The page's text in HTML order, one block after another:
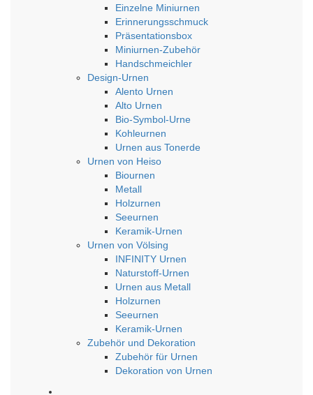
Einzelne Miniurnen
Erinnerungsschmuck
Präsentationsbox
Miniurnen-Zubehör
Handschmeichler
Design-Urnen
Alento Urnen
Alto Urnen
Bio-Symbol-Urne
Kohleurnen
Urnen aus Tonerde
Urnen von Heiso
Biournen
Metall
Holzurnen
Seeurnen
Keramik-Urnen
Urnen von Völsing
INFINITY Urnen
Naturstoff-Urnen
Urnen aus Metall
Holzurnen
Seeurnen
Keramik-Urnen
Zubehör und Dekoration
Zubehör für Urnen
Dekoration von Urnen